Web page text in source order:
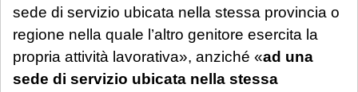
sede di servizio ubicata nella stessa provincia o
regione nella quale l’altro genitore esercita la
propria attività lavorativa», anziché «ad una
sede di servizio ubicata nella stessa